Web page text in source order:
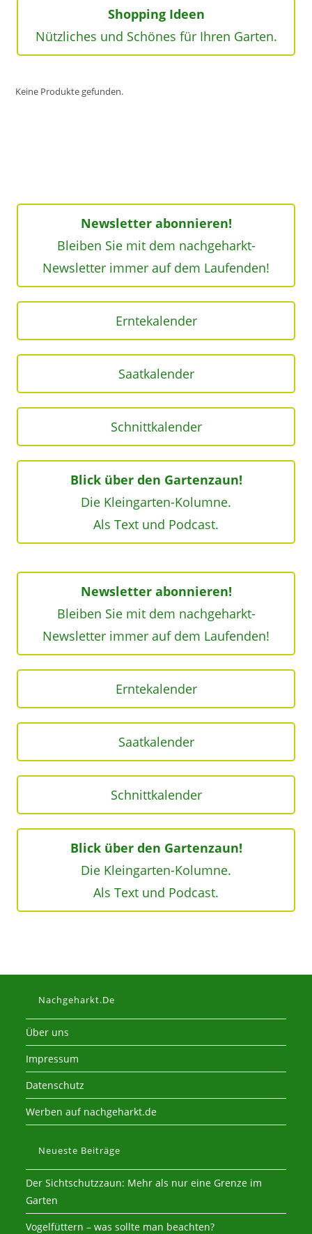
Shopping Ideen
Nützliches und Schönes für Ihren Garten.
Keine Produkte gefunden.
Newsletter abonnieren!
Bleiben Sie mit dem nachgeharkt-
Newsletter immer auf dem Laufenden!
Erntekalender
Saatkalender
Schnittkalender
Blick über den Gartenzaun!
Die Kleingarten-Kolumne.
Als Text und Podcast.
Newsletter abonnieren!
Bleiben Sie mit dem nachgeharkt-
Newsletter immer auf dem Laufenden!
Erntekalender
Saatkalender
Schnittkalender
Blick über den Gartenzaun!
Die Kleingarten-Kolumne.
Als Text und Podcast.
Nachgeharkt.de
Über uns
Impressum
Datenschutz
Werben auf nachgeharkt.de
Neueste Beiträge
Der Sichtschutzzaun: Mehr als nur eine Grenze im
Garten
Vogelfüttern – was sollte man beachten?